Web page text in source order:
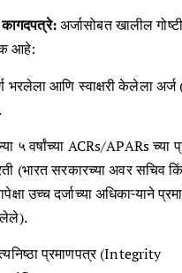
अर्जासोबत खालील
आहे:
भरलेला आणि स्वाक्षरी केलेला अर्ज
५ वर्षांच्या ACRs/APARs च्या
(भारत सरकारच्या अवर सचिव
उच्च दर्जाच्या अधिकाऱ्याने
प्रमाणपत्र (Integrity